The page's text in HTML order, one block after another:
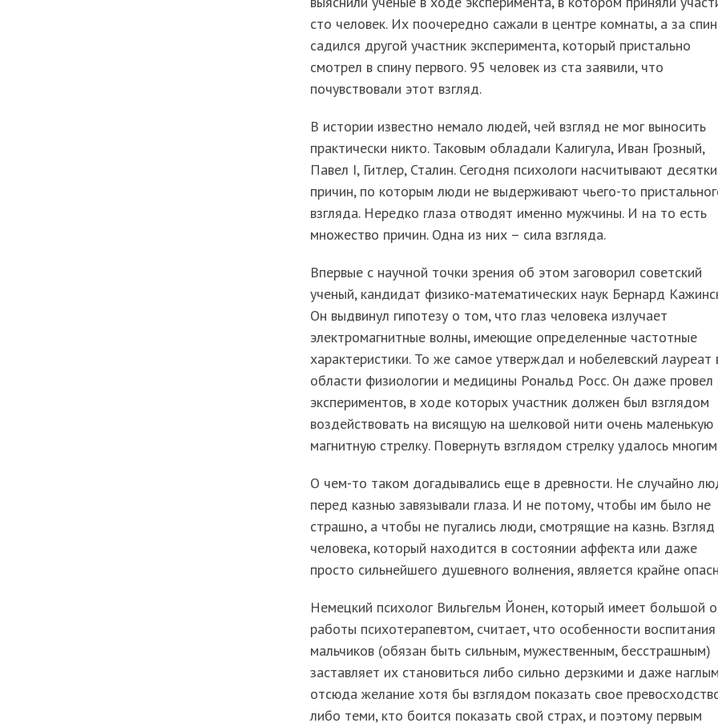
сто человек. Их поочередно сажали в центре комнаты, а за
садился другой участник эксперимента, который пристально
смотрел в спину первого. 95 человек из ста заявили, что
почувствовали этот взгляд.
В истории известно немало людей, чей взгляд не мог выносить
практически никто. Таковым обладали Калигула, Иван Грозный,
Павел I, Гитлер, Сталин. Сегодня психологи насчитывают десятки
причин, по которым люди не выдерживают чьего-то
взгляда. Нередко глаза отводят именно мужчины. И на то есть
множество причин. Одна из них – сила взгляда.
Впервые с научной точки зрения об этом заговорил советский
ученый, кандидат физико-математических наук Бернард
Он выдвинул гипотезу о том, что глаз человека излучает
электромагнитные волны, имеющие определенные частотные
характеристики. То же самое утверждал и нобелевский лауреат
области физиологии и медицины Рональд Росс. Он даже провел
экспериментов, в ходе которых участник должен был взглядом
воздействовать на висящую на шелковой нити очень маленькую
магнитную стрелку. Повернуть взглядом стрелку удалось
О чем-то таком догадывались еще в древности. Не случайно
перед казнью завязывали глаза. И не потому, чтобы им было не
страшно, а чтобы не пугались люди, смотрящие на казнь. Взгляд
человека, который находится в состоянии аффекта или даже
просто сильнейшего душевного волнения, является крайне
Немецкий психолог Вильгельм Йонен, который имеет большой
работы психотерапевтом, считает, что особенности воспитания
мальчиков (обязан быть сильным, мужественным, бесстрашным)
заставляет их становиться либо сильно дерзкими и даже
отсюда желание хотя бы взглядом показать свое
либо теми, кто боится показать свой страх, и поэтому первым